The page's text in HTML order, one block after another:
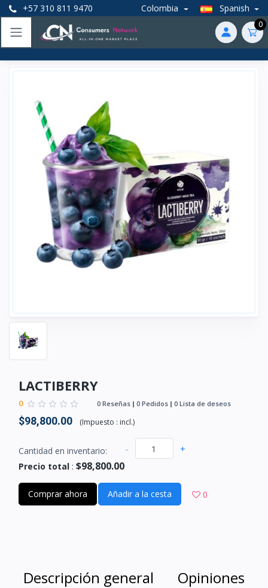
+57 310 811 9470 Colombia Spanish
0
LACTIBERRY
0 0 Reseñas 0 Pedidos 0 Lista de deseos
$98,800.00 (Impuesto : incl.)
Cantidad en inventario: - +
Precio total : $98,800.00
Comprar ahora Añadir a la cesta 0
Descripción general Opiniones